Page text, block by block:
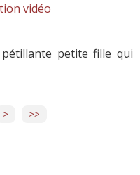
vidéo
petite fille qui
> >>